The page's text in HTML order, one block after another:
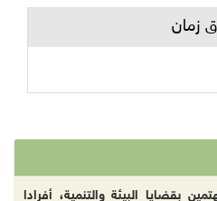
زمان
بقضايا البيئة والتنمية، أفرادا